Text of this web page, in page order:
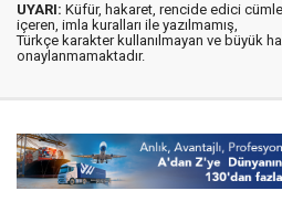
UYARI: Küfür, hakaret, rencide edici
içeren, imla kuralları ile yazılmamış,
Türkçe karakter kullanılmayan ve büyük
onaylanmamaktadır.